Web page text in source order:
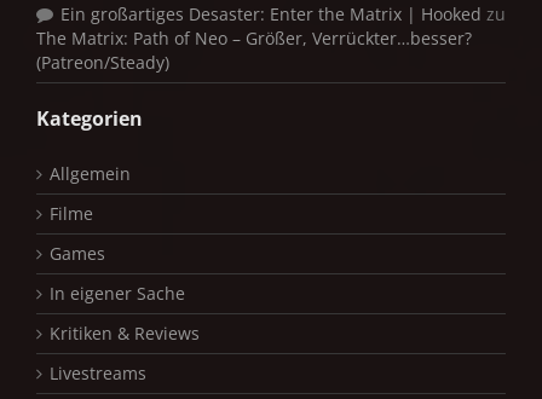
Ein großartiges Desaster: Enter the Matrix | Hooked zu
The Matrix: Path of Neo – Größer, Verrückter…besser?
(Patreon/Steady)
Kategorien
Allgemein
Filme
Games
In eigener Sache
Kritiken & Reviews
Livestreams